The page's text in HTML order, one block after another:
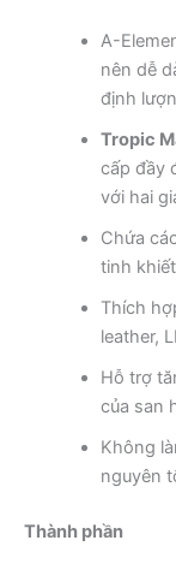
A-
nên dễ
định
Tropic
cấp đầy
với hai
Chứa
tinh khiết
Thích
leather,
Hỗ trợ
của san
Không
nguyên
Thành phần